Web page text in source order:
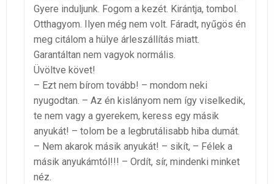
Gyere induljunk. Fogom a kezét. Kirántja, tombol.
Otthagyom. Ilyen még nem volt. Fáradt, nyűgös én
meg citálom a hülye árleszállítás miatt.
Garantáltan nem vagyok normális.
Üvöltve követ!
– Ezt nem bírom tovább! – mondom neki
nyugodtan. – Az én kislányom nem így viselkedik,
te nem vagy a gyerekem, keress egy másik
anyukát! – tolom be a legbrutálisabb hiba dumát.
– Nem akarok másik anyukát! – sikít, – Félek a
másik anyukámtól!!! – Ordít, sír, mindenki minket
néz.